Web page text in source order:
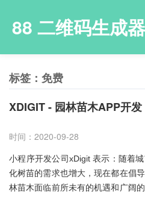
88 二维码生成器
标签：免费
XDIGIT - 园林苗木APP开发
时间：2020-09-28
小程序开发公司xDigit 表示：随着
化树苗的需求也增大，现在都在倡
林苗木面临前所未有的机遇和广阔